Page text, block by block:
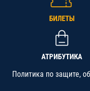
БИЛЕТЫ
АТРИБУТИКА
Политика по защите,